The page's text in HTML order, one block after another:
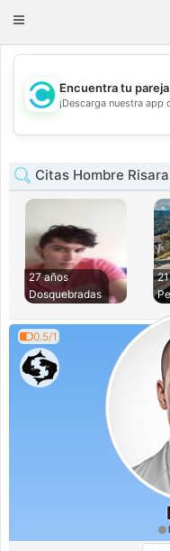
Toggle
💖
Encuentra tu
¡Descarga nuestra app
Citas Hombre
27 años
Dosquebradas
0.5/1